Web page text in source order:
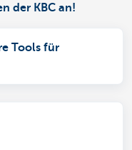
der KBC an!
Tools für